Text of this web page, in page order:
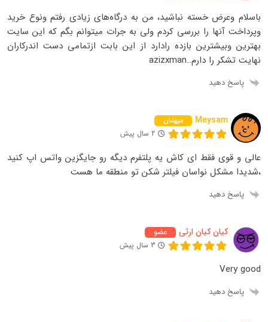
باسلام وعرض خسته نباشید، من به درگاه‌های زیادی رفتم ونوع خرید
وپرداخت آنها را بررسی کردم ولی به جرات میتوانم بگم که این سایت
بهترین وبیشترین بازده رادارد از این بابت ازتمامی دست اندرکاران
نهایت تشکر را دارم..azizxman
پاسخ دهید
Meysam
میهمان
2 سال پیش
عالی و قوی فقط ای کاش یه پلتفرم دیگه رو جایگزین واتس اپ کنید
،شدیدا مشکل نواسان فیلتر شکن تو منطقه ما هست
پاسخ دهید
کیان کیان ارثی
عضو
3 سال پیش
Very good
پاسخ دهید